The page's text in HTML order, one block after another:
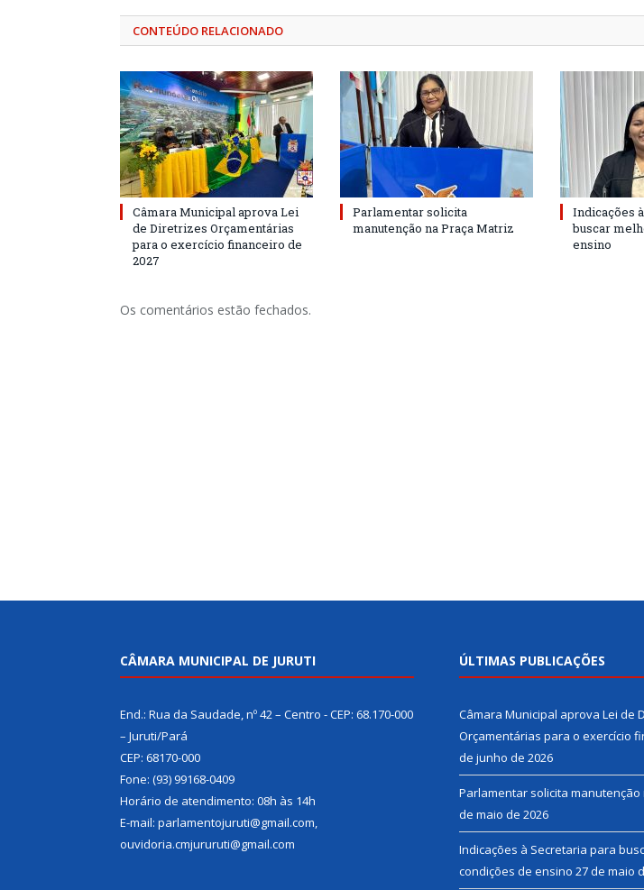
CONTEÚDO RELACIONADO
Câmara Municipal aprova Lei
de Diretrizes Orçamentárias
para o exercício financeiro de
2027
Parlamentar solicita
manutenção na Praça Matriz
Indicações
buscar
ensino
Os comentários estão fechados.
CÂMARA MUNICIPAL DE JURUTI
End.: Rua da Saudade, nº 42 – Centro - CEP: 68.170-000
– Juruti/Pará
CEP: 68170-000
Fone: (93) 99168-0409
Horário de atendimento: 08h às 14h
E-mail: parlamentojuruti@gmail.com,
ouvidoria.cmjururuti@gmail.com
ÚLTIMAS PUBLICAÇÕES
Câmara Municipal aprova Lei de
Orçamentárias para o exercício
de junho de 2026
Parlamentar solicita manutenção
de maio de 2026
Indicações à Secretaria para
condições de ensino 27 de maio